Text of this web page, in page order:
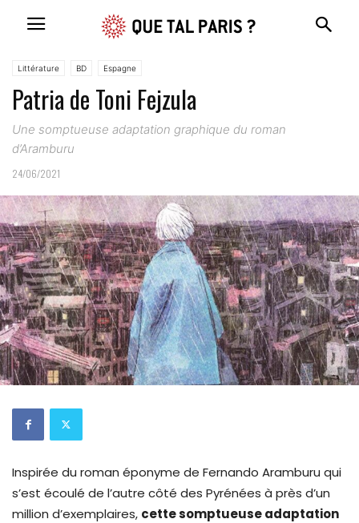
Littérature BD Espagne
Patria de Toni Fejzula
Une somptueuse adaptation graphique du roman
d’Aramburu
24/06/2021
Inspirée du roman éponyme de Fernando Aramburu qui
s’est écoulé de l’autre côté des Pyrénées à près d’un
million d’exemplaires, cette somptueuse adaptation